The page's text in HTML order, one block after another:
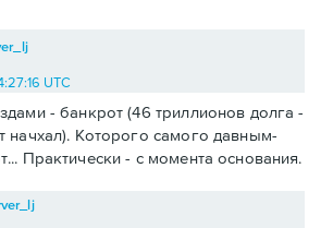
UTC
- банкрот (46 триллионов долга -
начхал). Которого самого давным-
Практически - с момента основания.